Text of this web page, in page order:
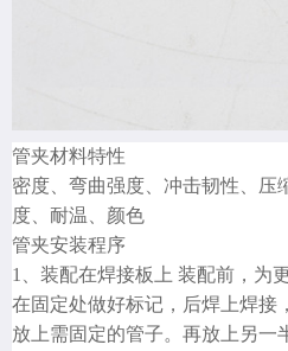
管夹材料特性
密度、弯曲强度、冲击韧性、压
度、耐温、颜色
管夹安装程序
1、装配在焊接板上 装配前，为
在固定处做好标记，后焊上焊接
放上需固定的管子。再放上另一